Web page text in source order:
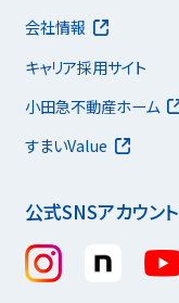
公式SNSアカウント
会社情報
キャリア採用サイト
小田急不動産ホーム
すまいValue